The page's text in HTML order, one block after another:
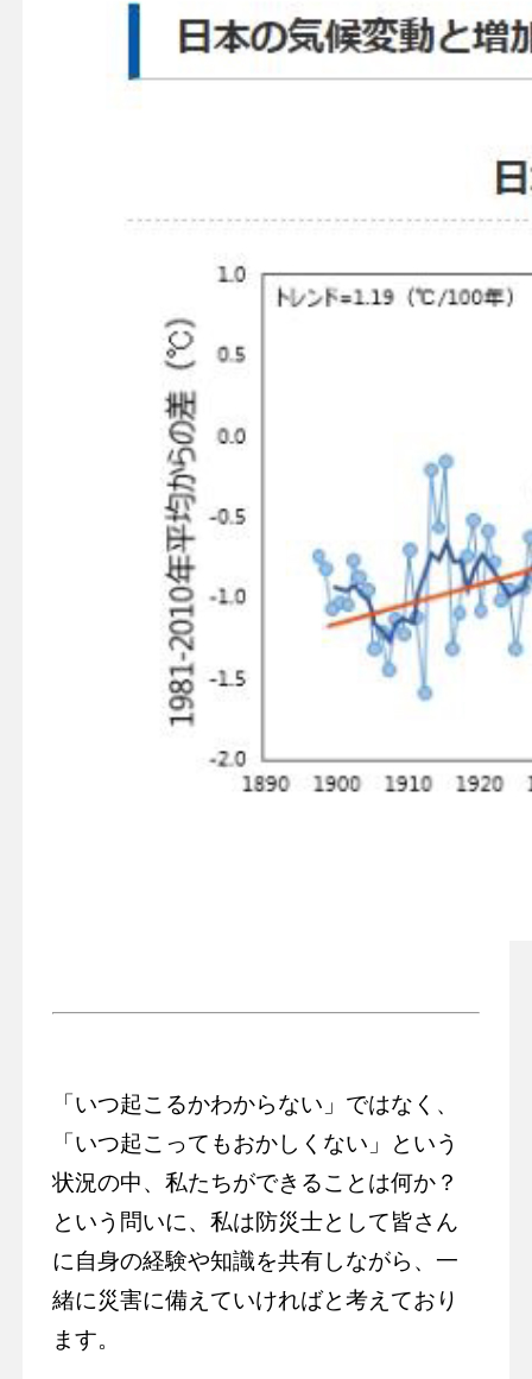
「いつ起こるかわからない」ではなく、
「いつ起こってもおかしくない」という
状況の中、私たちができることは何か？
という問いに、私は防災士として皆さん
に自身の経験や知識を共有しながら、一
緒に災害に備えていければと考えており
ます。